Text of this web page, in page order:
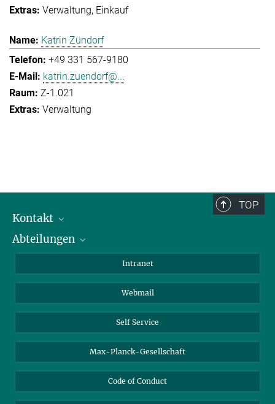
Verwaltung Einkauf
Katrin Zündorf
+49 331 567-9180
katrin.zuendorf@...
Z-1.021
Verwaltung
TOP
Kontakt
Mitarbeiterverzeichnis
Abteilungen
Biomolekulare Systeme
Kolloidchemie
Nachhaltige und Bio-inspirierte Materialien
Intranet
Webmail
Self Service
Max-Planck-Gesellschaft
Code of Conduct